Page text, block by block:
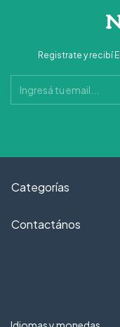
Registrate y recibí
Categorías
Contactános